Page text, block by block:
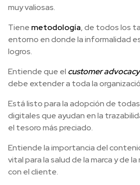
muy valiosas.
Tiene metodología, de todos los
entorno en donde la informalidad
logros.
Entiende que el customer advocacy
debe extender a toda la
Está listo para la adopción de
digitales que ayudan en la
el tesoro más preciado.
Entiende la importancia del
vital para la salud de la marca y de
con el cliente.